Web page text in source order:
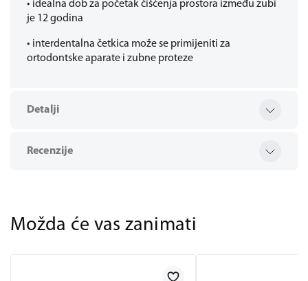
• idealna dob za početak čišćenja prostora između zubi
je 12 godina
• interdentalna četkica može se primijeniti za
ortodontske aparate i zubne proteze
Detalji
Recenzije
Možda će vas zanimati